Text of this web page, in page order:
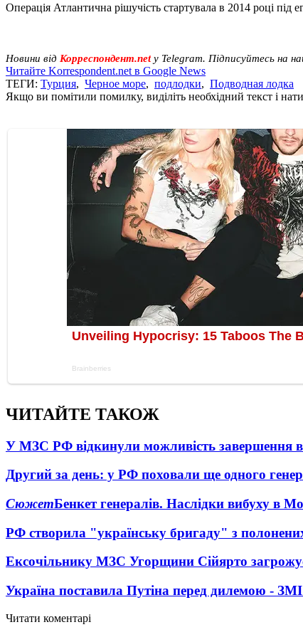
Операція Атлантична рішучість стартувала в 2014 році
Новини від Корреспондент.net у Telegram. Підписуйтесь на
Читайте Korrespondent.net в Google News
ТЕГИ: Турция, Черное море, подлодки, Подводная лодка
Якщо ви помітили помилку, виділіть необхідний текст і
ЧИТАЙТЕ ТАКОЖ
У МЗС РФ відкинули можливість завершення
Другий за день: у РФ поховали ще одного
СюжетБенкет генералів. Наслідки вибуху в
РФ створила "українську бригаду" з
Ексочільнику МЗС Угорщини Сійярто
Україна поставила Путіна перед дилемою - ЗМІ
Читати коментарі